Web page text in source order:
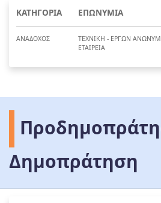
ΚΑΤΗΓΟΡΙΑ ΕΠΩΝΥΜΙΑ
ΑΝΑΔΟΧΟΣ
ΤΕΧΝΙΚΗ - ΕΡΓΩΝ
ΕΤΑΙΡΕΙΑ
Δημοπράτηση